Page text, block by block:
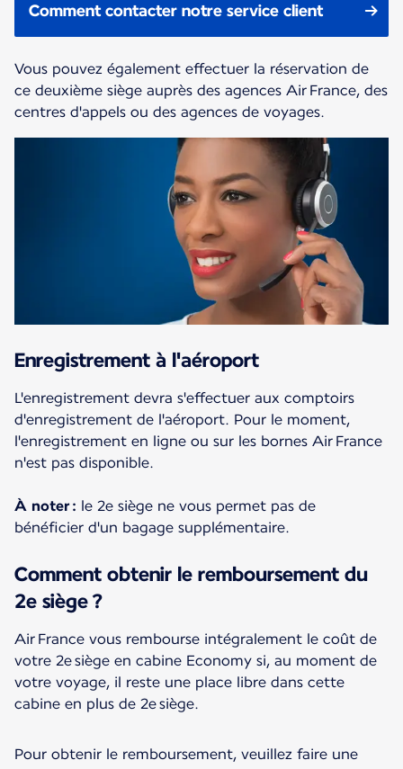
Comment contacter notre service client
Vous pouvez également effectuer la réservation de
ce deuxième siège auprès des agences Air France, des
centres d'appels ou des agences de voyages.
Enregistrement à l'aéroport
L'enregistrement devra s'effectuer aux comptoirs
d'enregistrement de l'aéroport. Pour le moment,
l'enregistrement en ligne ou sur les bornes Air France
n'est pas disponible.
À noter : le 2e siège ne vous permet pas de
bénéficier d'un bagage supplémentaire.
Comment obtenir le remboursement du
2e siège ?
Air France vous rembourse intégralement le coût de
votre 2e siège en cabine Economy si, au moment de
votre voyage, il reste une place libre dans cette
cabine en plus de 2e siège.
Pour obtenir le remboursement, veuillez faire une